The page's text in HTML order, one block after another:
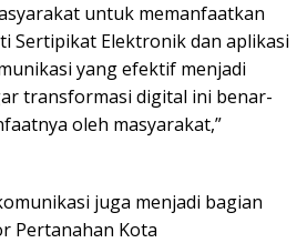
untuk memanfaatkan
Sertipikat Elektronik dan aplikasi
yang efektif menjadi
transformasi digital ini benar-
oleh masyarakat,”
juga menjadi bagian
Pertanahan Kota